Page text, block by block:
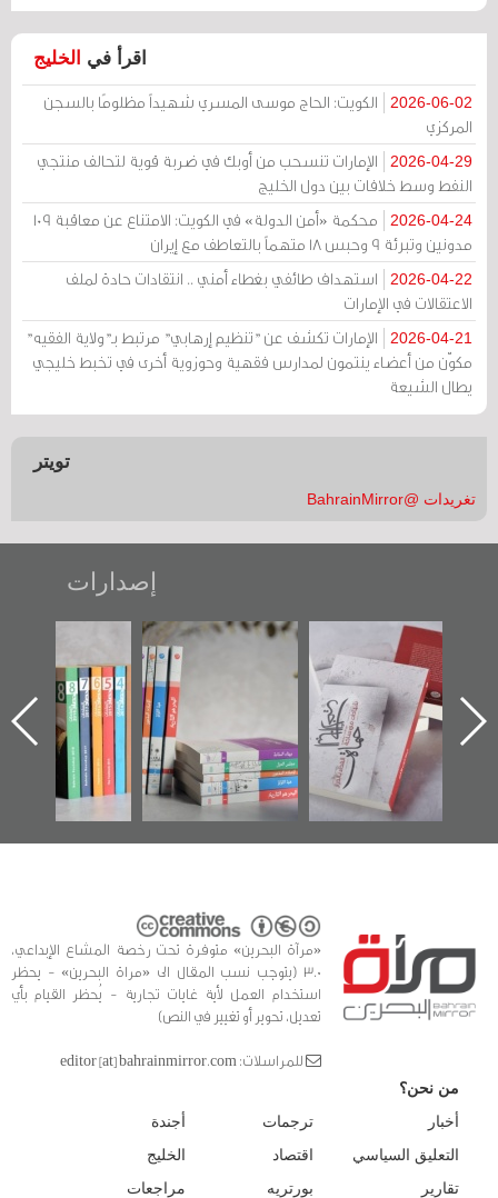
اقرأ في الخليج
2026-06-02
الكويت: الحاج موسى المسري شهيداً مظلومًا بالسجن
المركزي
2026-04-29
الإمارات تنسحب من أوبك في ضربة قوية لتحالف منتجي
النفط وسط خلافات بين دول الخليج
2026-04-24
محكمة «أمن الدولة» في الكويت: الامتناع عن معاقبة 109
مدونين وتبرئة 9 وحبس 18 متهماً بالتعاطف مع إيران
2026-04-22
استهداف طائفي بغطاء أمني .. انتقادات حادة لملف
الاعتقالات في الإمارات
2026-04-21
الإمارات تكشف عن "تنظيم إرهابي" مرتبط بـ"ولاية الفقيه"
مكوّن من أعضاء ينتمون لمدارس فقهية وحوزوية أخرى في تخبط خليجي
يطال الشيعة
تويتر
تغريدات @BahrainMirror
إصدارات
"حماة الباب الأخير":
الإصدار الأول عن
اعتصام الدراز
وأحداث ساحة
الفداء لمركز أوال
للدراسات والتوثيق
تصنيف موضوعي
للوثائق البريطانية
يقدمه «مركز أوال»
في سلسلة من 5
كتب
تصدر حصاد
الساحات 2019
«مرآة البحرين» متوفرة تحت رخصة المشاع الإبداعي،
3.0 (يتوجب نسب المقال الى «مراة البحرين» - يحظر
استخدام العمل لأية غايات تجارية - يُحظر القيام بأي
تعديل، تحوير أو تغيير في النص)
للمراسلات: editor [at] bahrainmirror.com
من نحن؟
أخبار
التعليق السياسي
تقارير
ترجمات
اقتصاد
بورتريه
أجندة
الخليج
مراجعات